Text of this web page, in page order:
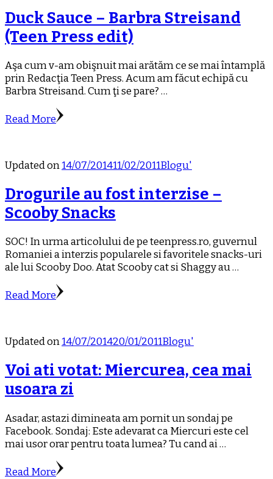
Duck Sauce – Barbra Streisand
(Teen Press edit)
Aşa cum v-am obişnuit mai arătăm ce se mai întamplă
prin Redacţia Teen Press. Acum am făcut echipă cu
Barbra Streisand. Cum ţi se pare? …
Read More
Updated on14/07/201411/02/2011Blogu'
Drogurile au fost interzise –
Scooby Snacks
SOC! In urma articolului de pe teenpress.ro, guvernul
Romaniei a interzis popularele si favoritele snacks-uri
ale lui Scooby Doo. Atat Scooby cat si Shaggy au …
Read More
Updated on14/07/201420/01/2011Blogu'
Voi ati votat: Miercurea, cea mai
usoara zi
Asadar, astazi dimineata am pornit un sondaj pe
Facebook. Sondaj: Este adevarat ca Miercuri este cel
mai usor orar pentru toata lumea? Tu cand ai …
Read More